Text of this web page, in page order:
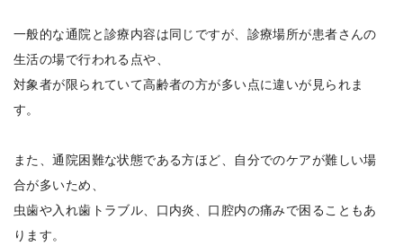
一般的な通院と診療内容は同じですが、診療場所が患者さんの
生活の場で行われる点や、
対象者が限られていて高齢者の方が多い点に違いが見られま
す。
また、通院困難な状態である方ほど、自分でのケアが難しい場
合が多いため、
虫歯や入れ歯トラブル、口内炎、口腔内の痛みで困ることもあ
ります。